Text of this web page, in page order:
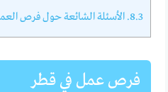
8.3. الأسئلة الشائعة حول فرص
فرص عمل في قطر